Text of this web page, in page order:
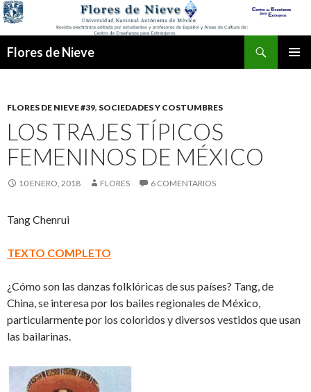
Flores de Nieve
FLORES DE NIEVE #39, SOCIEDADES Y COSTUMBRES
LOS TRAJES TÍPICOS
FEMENINOS DE MÉXICO
10 ENERO, 2018 FLORES 6 COMENTARIOS
Tang Chenrui
TEXTO COMPLETO
¿Cómo son las danzas folklóricas de sus países? Tang, de
China, se interesa por los bailes regionales de México,
particularmente por los coloridos y diversos vestidos que usan
las bailarinas.